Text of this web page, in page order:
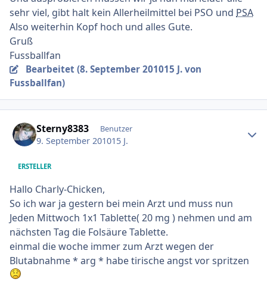
sehr viel, gibt halt kein Allerheilmittel bei PSO und PSA
Also weiterhin Kopf hoch und alles Gute.
Gruß
Fussballfan
Bearbeitet (8. September 201015 J.von
Fussballfan)
Sterny8383 Benutzer
9. September 201015 J.
ERSTELLER
Hallo Charly-Chicken,
So ich war ja gestern bei mein Arzt und muss nun
Jeden Mittwoch 1x1 Tablette( 20 mg ) nehmen und am
nächsten Tag die Folsäure Tablette.
einmal die woche immer zum Arzt wegen der
Blutabnahme * arg * habe tirische angst vor spritzen